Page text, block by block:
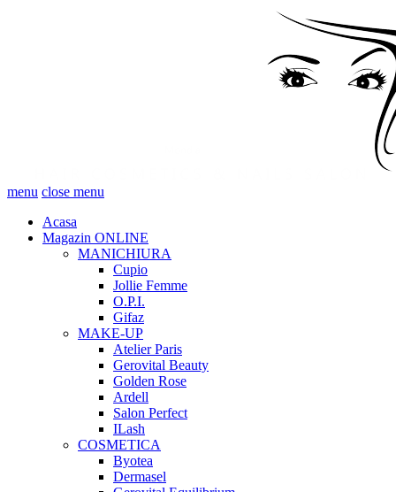
menu close menu
Acasa
Magazin ONLINE
MANICHIURA
Cupio
Jollie Femme
O.P.I.
Gifaz
MAKE-UP
Atelier Paris
Gerovital Beauty
Golden Rose
Ardell
Salon Perfect
ILash
COSMETICA
Byotea
Dermasel